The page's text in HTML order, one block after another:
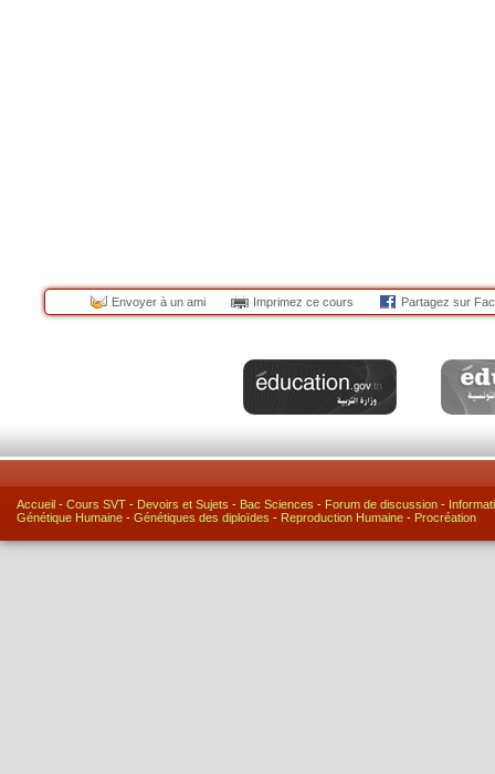
Envoyer à un ami Imprimez ce cours Partagez sur
Accueil - Cours SVT - Devoirs et Sujets - Bac Sciences - Forum de discussion -
Génétique Humaine - Génétiques des diploïdes - Reproduction Humaine - Procréation